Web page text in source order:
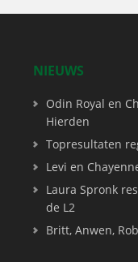
NIEUWS
Odin Royal en
Hierden
Topresultaten
Levi en
Laura Spronk
de L2
Britt, Anwen,